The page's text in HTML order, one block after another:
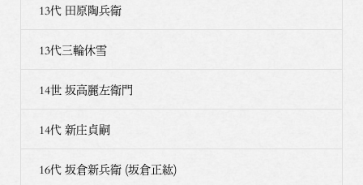
13代 田原陶兵衛
13代三輪休雪
14世 坂高麗左衛門
14代 新庄貞嗣
16代 坂倉新兵衛 (坂倉正紘)